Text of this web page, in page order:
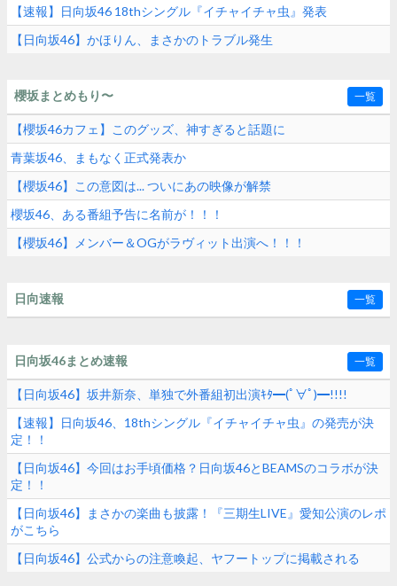
【速報】日向坂46 18thシングル『イチャイチャ虫』発表
【日向坂46】かほりん、まさかのトラブル発生
櫻坂まとめもり〜 一覧
【櫻坂46カフェ】このグッズ、神すぎると話題に
青葉坂46、まもなく正式発表か
【櫻坂46】この意図は... ついにあの映像が解禁
櫻坂46、ある番組予告に名前が！！！
【櫻坂46】メンバー＆OGがラヴィット出演へ！！！
日向速報 一覧
日向坂46まとめ速報 一覧
【日向坂46】坂井新奈、単独で外番組初出演ｷﾀ━(ﾟ∀ﾟ)━!!!!
【速報】日向坂46、18thシングル『イチャイチャ虫』の発売が決
定！！
【日向坂46】今回はお手頃価格？日向坂46とBEAMSのコラボが決
定！！
【日向坂46】まさかの楽曲も披露！『三期生LIVE』愛知公演のレポ
がこちら
【日向坂46】公式からの注意喚起、ヤフートップに掲載される